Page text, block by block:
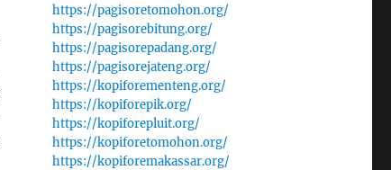
https://pagisoretomohon.org/
https://pagisorebitung.org/
https://pagisorepadang.org/
https://pagisorejateng.org/
https://kopiforementeng.org/
https://kopiforepik.org/
https://kopiforepluit.org/
https://kopiforetomohon.org/
https://kopiforemakassar.org/